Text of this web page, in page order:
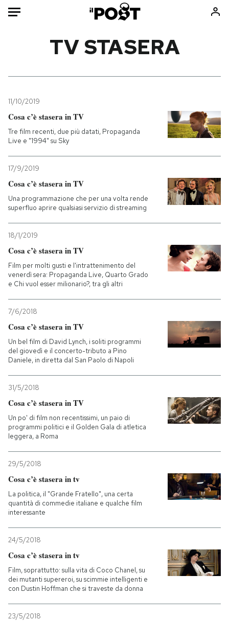
Mondo
Politica
Tecnologia
Internet
Scienza
Economia
Sport
Consumismi
Storie/Idee
Media
Mondiali calcio 2026
PODCAST
NEWSLETTER
I MIEI PREFERITI
SHOP
CALENDARIO
AREA PERSONALE
Entra
TV STASERA
11/10/2019
Cosa c’è stasera in TV
Tre film recenti, due più datati, Propaganda
Live e "1994" su Sky
17/9/2019
Cosa c’è stasera in TV
Una programmazione che per una volta rende
superfluo aprire qualsiasi servizio di streaming
18/1/2019
Cosa c’è stasera in TV
Film per molti gusti e l'intrattenimento del
venerdì sera: Propaganda Live, Quarto Grado
e Chi vuol esser milionario?, tra gli altri
7/6/2018
Cosa c’è stasera in TV
Un bel film di David Lynch, i soliti programmi
del giovedì e il concerto-tributo a Pino
Daniele, in diretta dal San Paolo di Napoli
31/5/2018
Cosa c’è stasera in TV
Un po' di film non recentissimi, un paio di
programmi politici e il Golden Gala di atletica
leggera, a Roma
29/5/2018
Cosa c’è stasera in tv
La politica, il "Grande Fratello", una certa
quantità di commedie italiane e qualche film
interessante
24/5/2018
Cosa c’è stasera in tv
Film, soprattutto: sulla vita di Coco Chanel, su
dei mutanti supereroi, su scimmie intelligenti e
con Dustin Hoffman che si traveste da donna
23/5/2018